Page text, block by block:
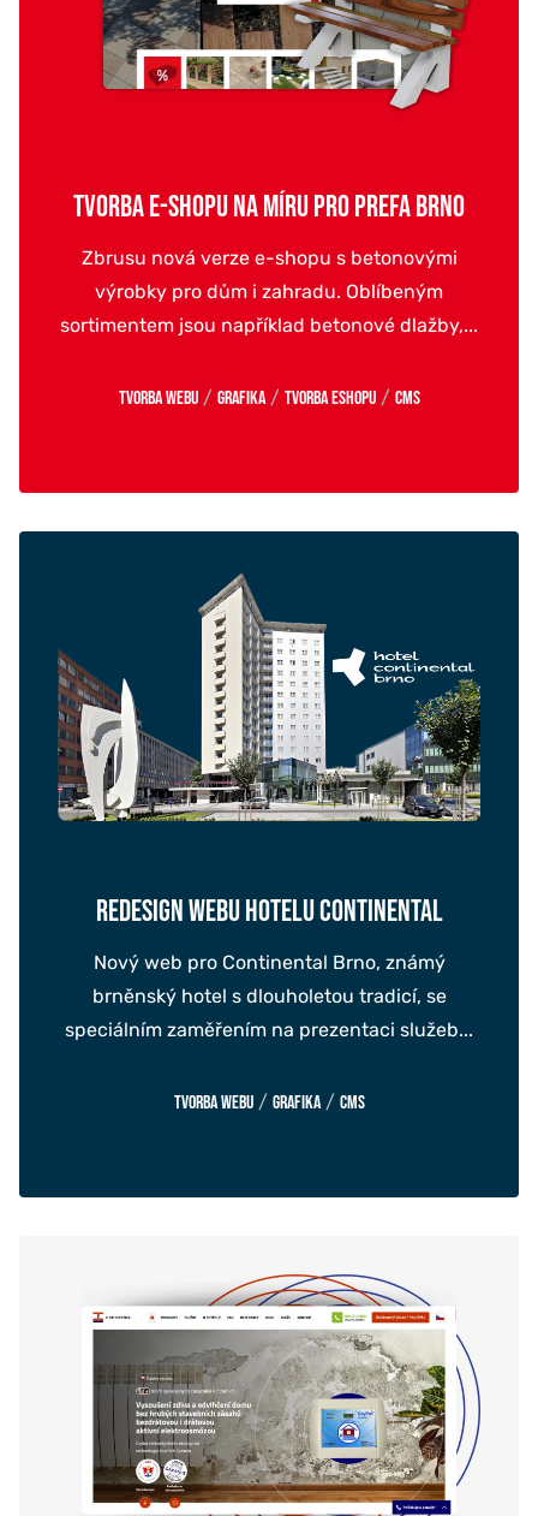
TVORBA E-SHOPU NA MÍRU PRO PREFA BRNO
Zbrusu nová verze e-shopu s betonovými
výrobky pro dům i zahradu. Oblíbeným
sortimentem jsou například betonové dlažby,...
Tvorba webu / Grafika / Tvorba eshopu / CMS
REDESIGN WEBU HOTELU CONTINENTAL
Nový web pro Continental Brno, známý
brněnský hotel s dlouholetou tradicí, se
speciálním zaměřením na prezentaci služeb...
Tvorba webu / Grafika / CMS